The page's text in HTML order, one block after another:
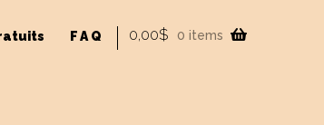
FAQ 0,00$ 0 items